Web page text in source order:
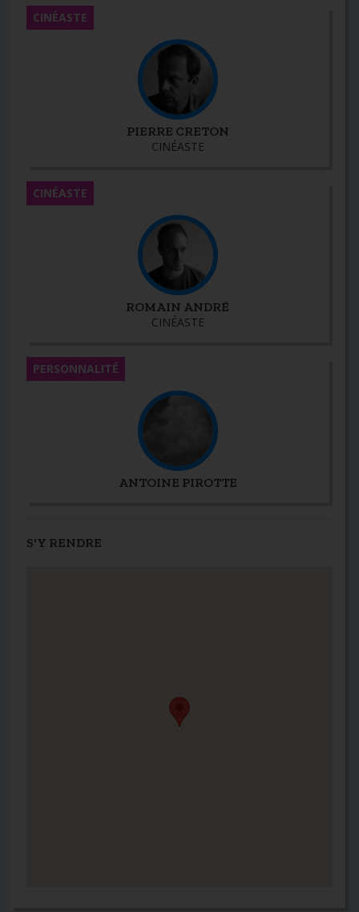
PIERRE CRETON
CINÉASTE
CINÉASTE
ROMAIN ANDRÉ
CINÉASTE
CINÉASTE
ANTOINE PIROTTE
PERSONNALITÉ
S'Y RENDRE